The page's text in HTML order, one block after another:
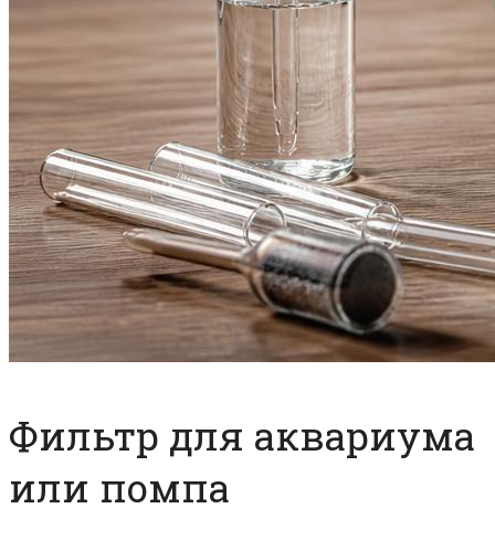
Фильтр для аквариума
или помпа